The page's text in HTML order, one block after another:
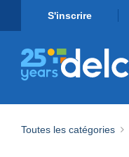
S'inscrire
Toutes les catégories